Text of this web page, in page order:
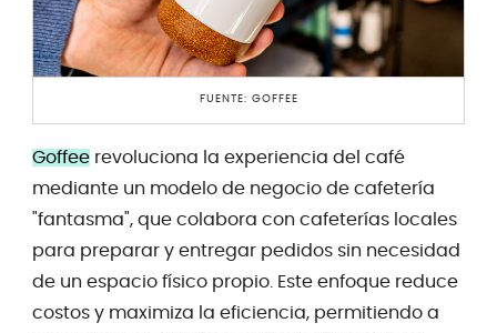
FUENTE: GOFFEE
Goffee revoluciona la experiencia del café
mediante un modelo de negocio de cafetería
"fantasma", que colabora con cafeterías locales
para preparar y entregar pedidos sin necesidad
de un espacio físico propio. Este enfoque reduce
costos y maximiza la eficiencia, permitiendo a